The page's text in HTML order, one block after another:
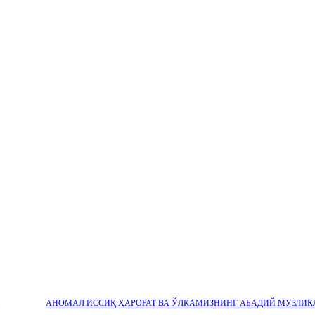
АНОМАЛ ИССИҚ ҲАРОРАТ ВА ЎЛКАМИЗНИНГ АБАДИЙ